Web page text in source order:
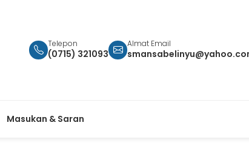
Telepon
(0715) 321093
Almat Email
Masukan & Saran